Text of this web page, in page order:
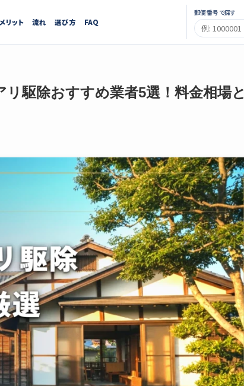
メリット 流れ 選び方 FAQ
郵便番号で探す
リ駆除おすすめ業者5選！料金相場と